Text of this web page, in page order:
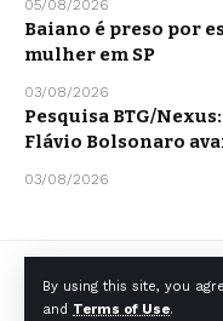
By using this site, you
and Terms of Use.
05/08/2026
Baiano é preso por
mulher em SP
03/08/2026
Pesquisa BTG/
Flávio Bolsonaro
03/08/2026